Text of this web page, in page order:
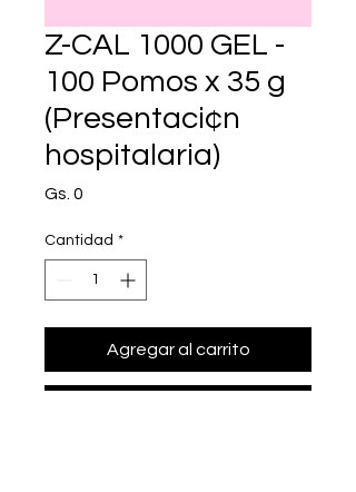
Z-CAL 1000 GEL -
100 Pomos x 35 g
(Presentaci¢n
hospitalaria)
Gs. 0
Cantidad *
Agregar al carrito